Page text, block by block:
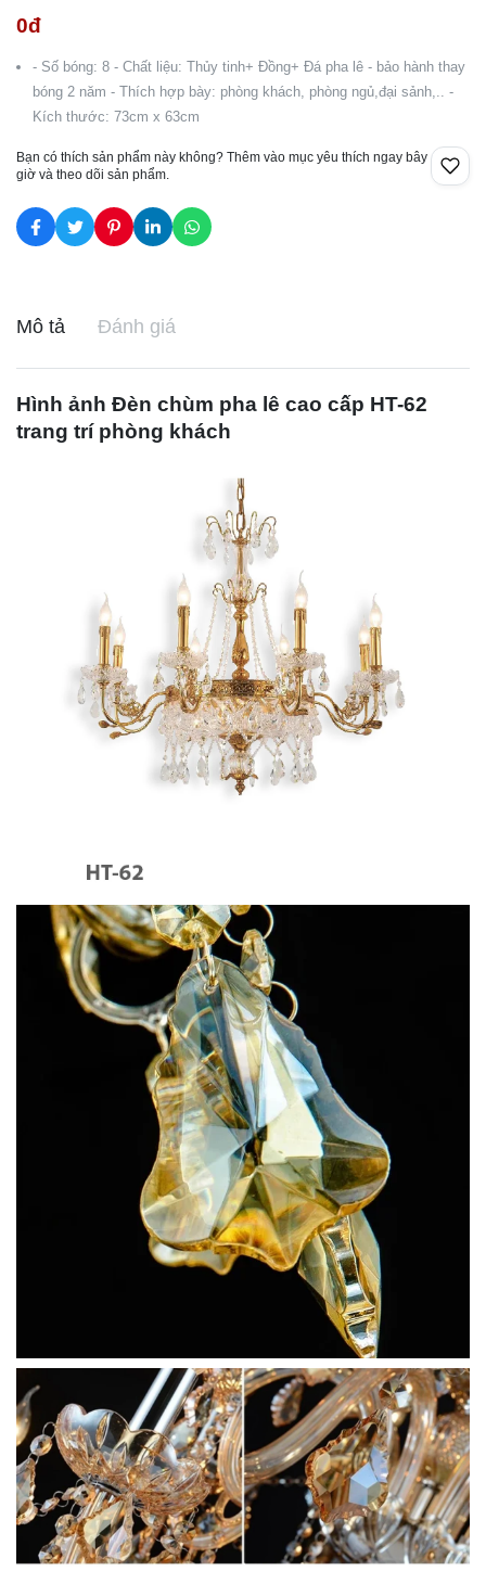
0đ
- Số bóng: 8 - Chất liệu: Thủy tinh+ Đồng+ Đá pha lê - bảo hành thay
bóng 2 năm - Thích hợp bày: phòng khách, phòng ngủ,đại sảnh,.. -
Kích thước: 73cm x 63cm
Bạn có thích sản phẩm này không? Thêm vào mục yêu thích ngay bây
giờ và theo dõi sản phẩm.
Mô tả Đánh giá
Hình ảnh Đèn chùm pha lê cao cấp HT-62
trang trí phòng khách